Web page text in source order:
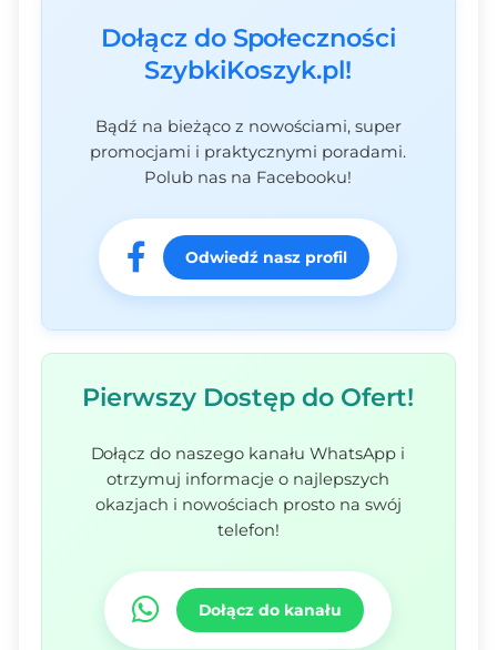
Dołącz do Społeczności
SzybkiKoszyk.pl!
Bądź na bieżąco z nowościami, super
promocjami i praktycznymi poradami.
Polub nas na Facebooku!
Odwiedź nasz profil
Pierwszy Dostęp do Ofert!
Dołącz do naszego kanału WhatsApp i
otrzymuj informacje o najlepszych
okazjach i nowościach prosto na swój
telefon!
Dołącz do kanału